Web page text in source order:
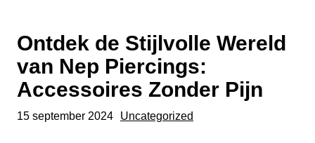
Ontdek de Stijlvolle Wereld
van Nep Piercings:
Accessoires Zonder Pijn
15 september 2024 Uncategorized